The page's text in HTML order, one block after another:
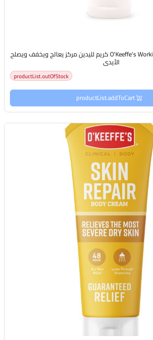
O'Keeffe's Working Hands Hand Cream كريم لليدين مركز يعالج ويخفف ويصلح
الأيدي
productList.outOfStock
productList.addToCart